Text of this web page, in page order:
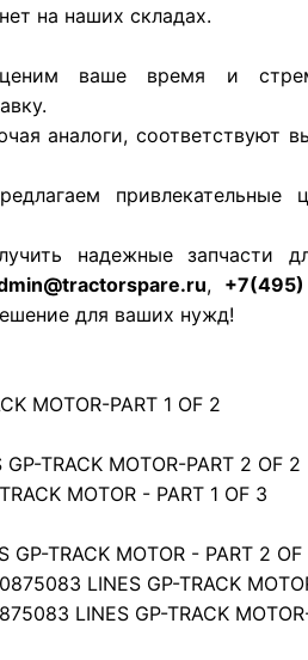
на наших складах.
ваше время и
аналоги, соответствуют
привлекательные
надежные запчасти
,
для ваших нужд!
MOTOR-PART 1 OF 2
TRACK MOTOR-PART 2 OF 2
MOTOR - PART 1 OF 3
TRACK MOTOR - PART 2 OF
LINES GP-TRACK
LINES GP-TRACK